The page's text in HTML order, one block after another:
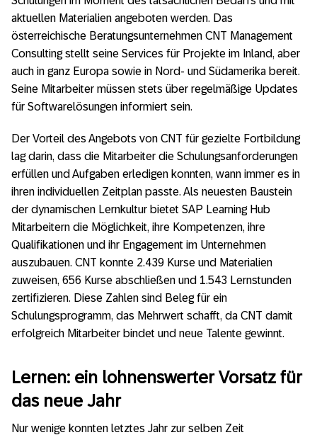
aktuellen Materialien angeboten werden. Das
österreichische Beratungsunternehmen CNT Management
Consulting stellt seine Services für Projekte im Inland, aber
auch in ganz Europa sowie in Nord- und Südamerika bereit.
Seine Mitarbeiter müssen stets über regelmäßige Updates
für Softwarelösungen informiert sein.
Der Vorteil des Angebots von CNT für gezielte Fortbildung
lag darin, dass die Mitarbeiter die Schulungsanforderungen
erfüllen und Aufgaben erledigen konnten, wann immer es in
ihren individuellen Zeitplan passte. Als neuesten Baustein
der dynamischen Lernkultur bietet SAP Learning Hub
Mitarbeitern die Möglichkeit, ihre Kompetenzen, ihre
Qualifikationen und ihr Engagement im Unternehmen
auszubauen. CNT konnte 2.439 Kurse und Materialien
zuweisen, 656 Kurse abschließen und 1.543 Lernstunden
zertifizieren. Diese Zahlen sind Beleg für ein
Schulungsprogramm, das Mehrwert schafft, da CNT damit
erfolgreich Mitarbeiter bindet und neue Talente gewinnt.
Lernen: ein lohnenswerter Vorsatz für
das neue Jahr
Nur wenige konnten letztes Jahr zur selben Zeit